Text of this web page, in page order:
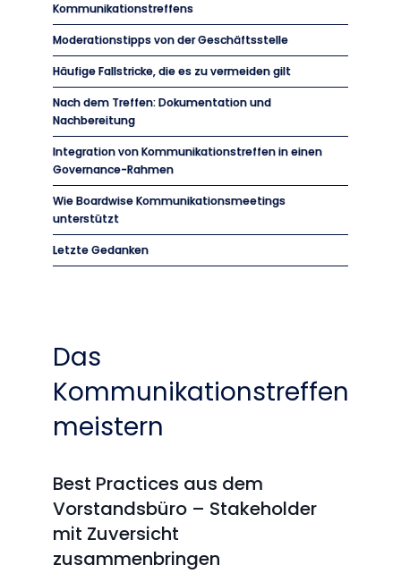
Kommunikationstreffens
Moderationstipps von der Geschäftsstelle
Häufige Fallstricke, die es zu vermeiden gilt
Nach dem Treffen: Dokumentation und
Nachbereitung
Integration von Kommunikationstreffen in einen
Governance-Rahmen
Wie Boardwise Kommunikationsmeetings
unterstützt
Letzte Gedanken
Das
Kommunikationstreffen
meistern
Best Practices aus dem
Vorstandsbüro – Stakeholder
mit Zuversicht
zusammenbringen